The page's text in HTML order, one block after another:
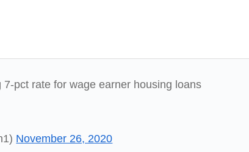
pct rate for wage earner housing loans
November 26, 2020